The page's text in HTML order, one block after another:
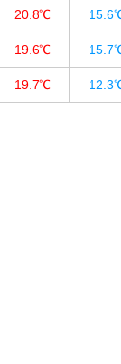
20.8℃
19.6℃
19.7℃